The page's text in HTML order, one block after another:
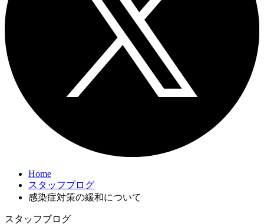
Home
スタッフブログ
感染症対策の緩和について
スタッフブログ